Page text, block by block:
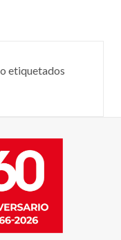
etiquetados